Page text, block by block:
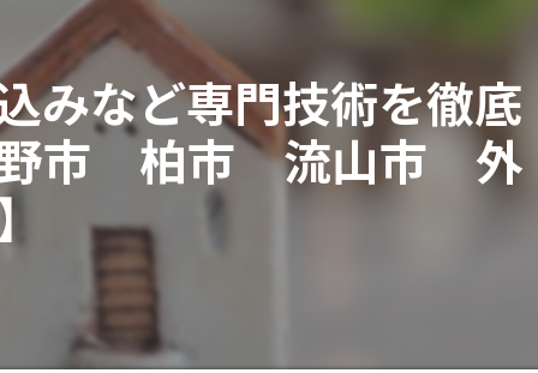
みなど専門技術を徹底
市 柏市 流山市 外